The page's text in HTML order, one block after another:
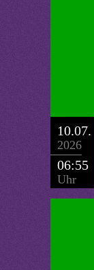
10.07.
2026
06:55
Uhr